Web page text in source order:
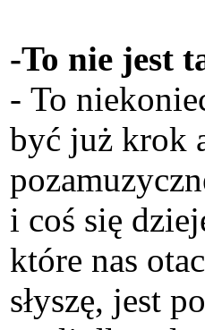
-To nie jest
- To
być już krok
i coś się
które nas
słyszę, jest